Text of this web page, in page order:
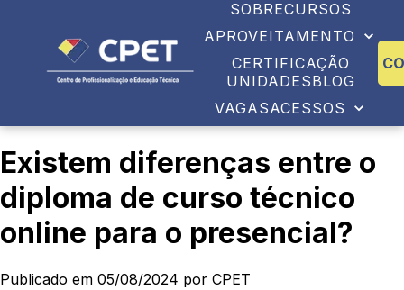
SOBRECURSOS
APROVEITAMENTO
CERTIFICAÇÃO
UNIDADESBLOG
VAGASACESSOS
Existem diferenças entre o
diploma de curso técnico
online para o presencial?
Publicado em 05/08/2024 por CPET